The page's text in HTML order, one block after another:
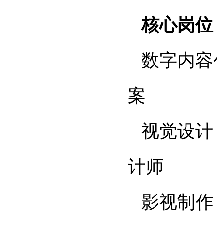
核心岗位
数字内
案
视觉设
计师
影视制